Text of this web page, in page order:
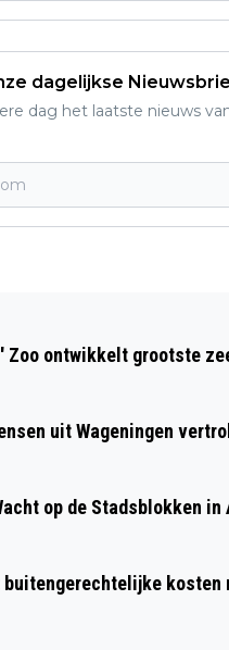
dagelijkse
dag het laatste nieuws
OUD-KATHOLIEKE
ARNHEM
Zoo ontwikkelt grootste
uit Wageningen
op de Stadsblokken in
buitengerechtelijke